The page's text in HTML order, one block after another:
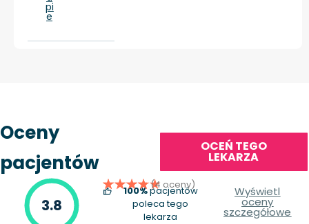
pi
e
Oceny
pacjentów
OCEŃ TEGO
LEKARZA
3.8
(4 oceny)
100%pacjentów
poleca tego
lekarza
Wyświetl
oceny
szczegółowe